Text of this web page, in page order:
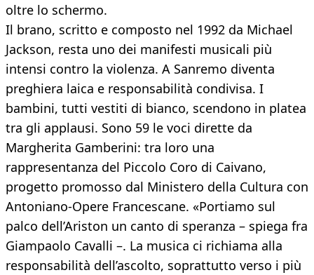
oltre lo schermo.
Il brano, scritto e composto nel 1992 da Michael
Jackson, resta uno dei manifesti musicali più
intensi contro la violenza. A Sanremo diventa
preghiera laica e responsabilità condivisa. I
bambini, tutti vestiti di bianco, scendono in platea
tra gli applausi. Sono 59 le voci dirette da
Margherita Gamberini: tra loro una
rappresentanza del Piccolo Coro di Caivano,
progetto promosso dal Ministero della Cultura con
Antoniano-Opere Francescane. «Portiamo sul
palco dell’Ariston un canto di speranza – spiega fra
Giampaolo Cavalli –. La musica ci richiama alla
responsabilità dell’ascolto, soprattutto verso i più